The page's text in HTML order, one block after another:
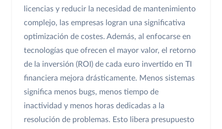
licencias y reducir la necesidad de mantenimiento
complejo, las empresas logran una significativa
optimización de costes. Además, al enfocarse en
tecnologías que ofrecen el mayor valor, el retorno
de la inversión (ROI) de cada euro invertido en TI
financiera mejora drásticamente. Menos sistemas
significa menos bugs, menos tiempo de
inactividad y menos horas dedicadas a la
resolución de problemas. Esto libera presupuesto